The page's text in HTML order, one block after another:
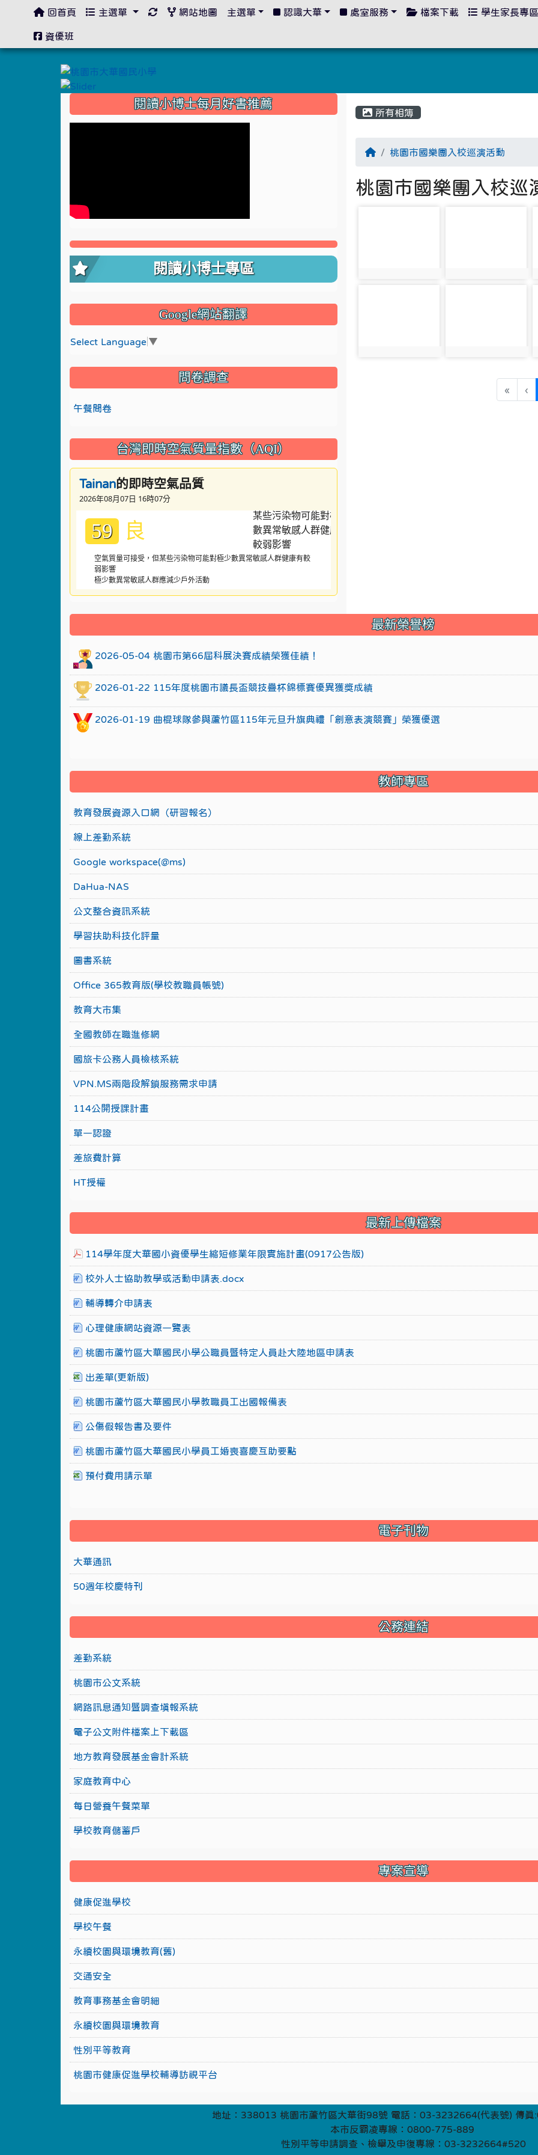
所有相簿
桃園市國樂團入校巡演活動
桃園市國樂團入校巡
« ‹
::: 閱讀小博士每月好書推薦
閱讀小博士專區
Google網站翻譯
Select Language ▼
問卷調查
午餐問卷
台灣即時空氣質量指數（AQI）
Tainan的即時空氣品質
2026年08月07日 16時07分
59 良
空氣質量可接受，但某些污染物可能對極少數異常敏感人群健康有較
弱影響
極少數異常敏感人群應減少戶外活動
::: 最新榮譽榜
2026-05-04 桃園市第66屆科展決賽成績榮獲佳績！
2026-01-22 115年度桃園市議長盃競技疊杯錦標賽優異獲獎成績
2026-01-19 曲棍球隊參與蘆竹區115年元旦升旗典禮「創意表演競賽」榮獲優選
教師專區
教育發展資源入口網（研習報名）
線上差勤系統
Google workspace(@ms)
DaHua-NAS
公文整合資訊系統
學習扶助科技化評量
圖書系統
Office 365教育版(學校教職員帳號)
教育大市集
全國教師在職進修網
國旅卡公務人員檢核系統
VPN.MS兩階段解鎖服務需求申請
114公開授課計畫
單一認證
差旅費計算
HT授權
最新上傳檔案
114學年度大華國小資優學生縮短修業年限實施計畫(0917公告版)
校外人士協助教學或活動申請表.docx
輔導轉介申請表
心理健康網站資源一覽表
桃園市蘆竹區大華國民小學公職員暨特定人員赴大陸地區申請表
出差單(更新版)
桃園市蘆竹區大華國民小學教職員工出國報備表
公傷假報告書及要件
桃園市蘆竹區大華國民小學員工婚喪喜慶互助要點
預付費用請示單
電子刊物
大華通訊
50週年校慶特刊
公務連結
差勤系統
桃園市公文系統
網路訊息通知暨調查填報系統
電子公文附件檔案上下載區
地方教育發展基金會計系統
家庭教育中心
每日營養午餐菜單
學校教育儲蓄戶
專案宣導
健康促進學校
學校午餐
永續校園與環境教育(舊)
交通安全
教育事務基金會明細
永續校園與環境教育
性別平等教育
桃園市健康促進學校輔導訪視平台
地址：338013 桃園市蘆竹區大華街98號 電話：03-3232664(代表號) 傳
本市反霸凌專線：0800-775-889
性別平等申請調查、檢舉及申復專線：03-3232664#520
回首頁 主選單 網站地圖 主選單 認識大華 處室服務 檔案下載 學生家長專區
資優班